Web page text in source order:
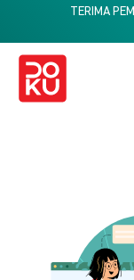
TERIMA